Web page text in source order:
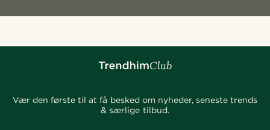
Vær den første til at få besked om nyheder, seneste trends
& særlige tilbud.